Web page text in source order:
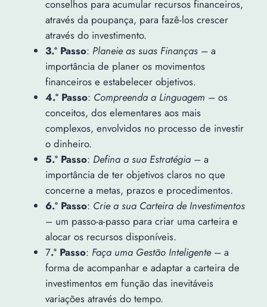
conselhos para acumular recursos financeiros,
através da poupança, para fazê-los crescer
através do investimento.
3.º Passo: Planeie as suas Finanças– a
importância de planer os movimentos
financeiros e estabelecer objetivos.
4.º Passo: Compreenda a Linguagem – os
conceitos, dos elementares aos mais
complexos, envolvidos no processo de investir
o dinheiro.
5.º Passo: Defina a sua Estratégia– a
importância de ter objetivos claros no que
concerne a metas, prazos e procedimentos.
6.º Passo: Crie a sua Carteira de Investimentos
– um passo-a-passo para criar uma carteira e
alocar os recursos disponíveis.
7.º Passo: Faça uma Gestão Inteligente– a
forma de acompanhar e adaptar a carteira de
investimentos em função das inevitáveis
variações através do tempo.